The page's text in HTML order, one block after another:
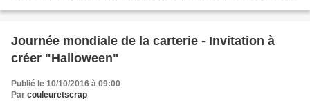
Journée mondiale de la carterie - Invitation à
créer "Halloween"
Publié le 10/10/2016 à 09:00
Par couleuretscrap